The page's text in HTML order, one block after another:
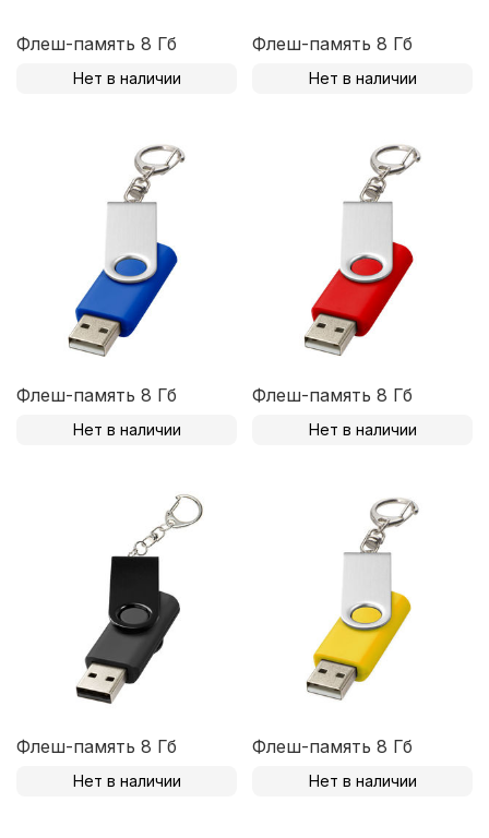
Флеш-память 8 Гб
Нет в наличии
Флеш-память 8 Гб
Нет в наличии
Флеш-память 8 Гб
Нет в наличии
Флеш-память 8 Гб
Нет в наличии
Флеш-память 8 Гб
Нет в наличии
Флеш-память 8 Гб
Нет в наличии